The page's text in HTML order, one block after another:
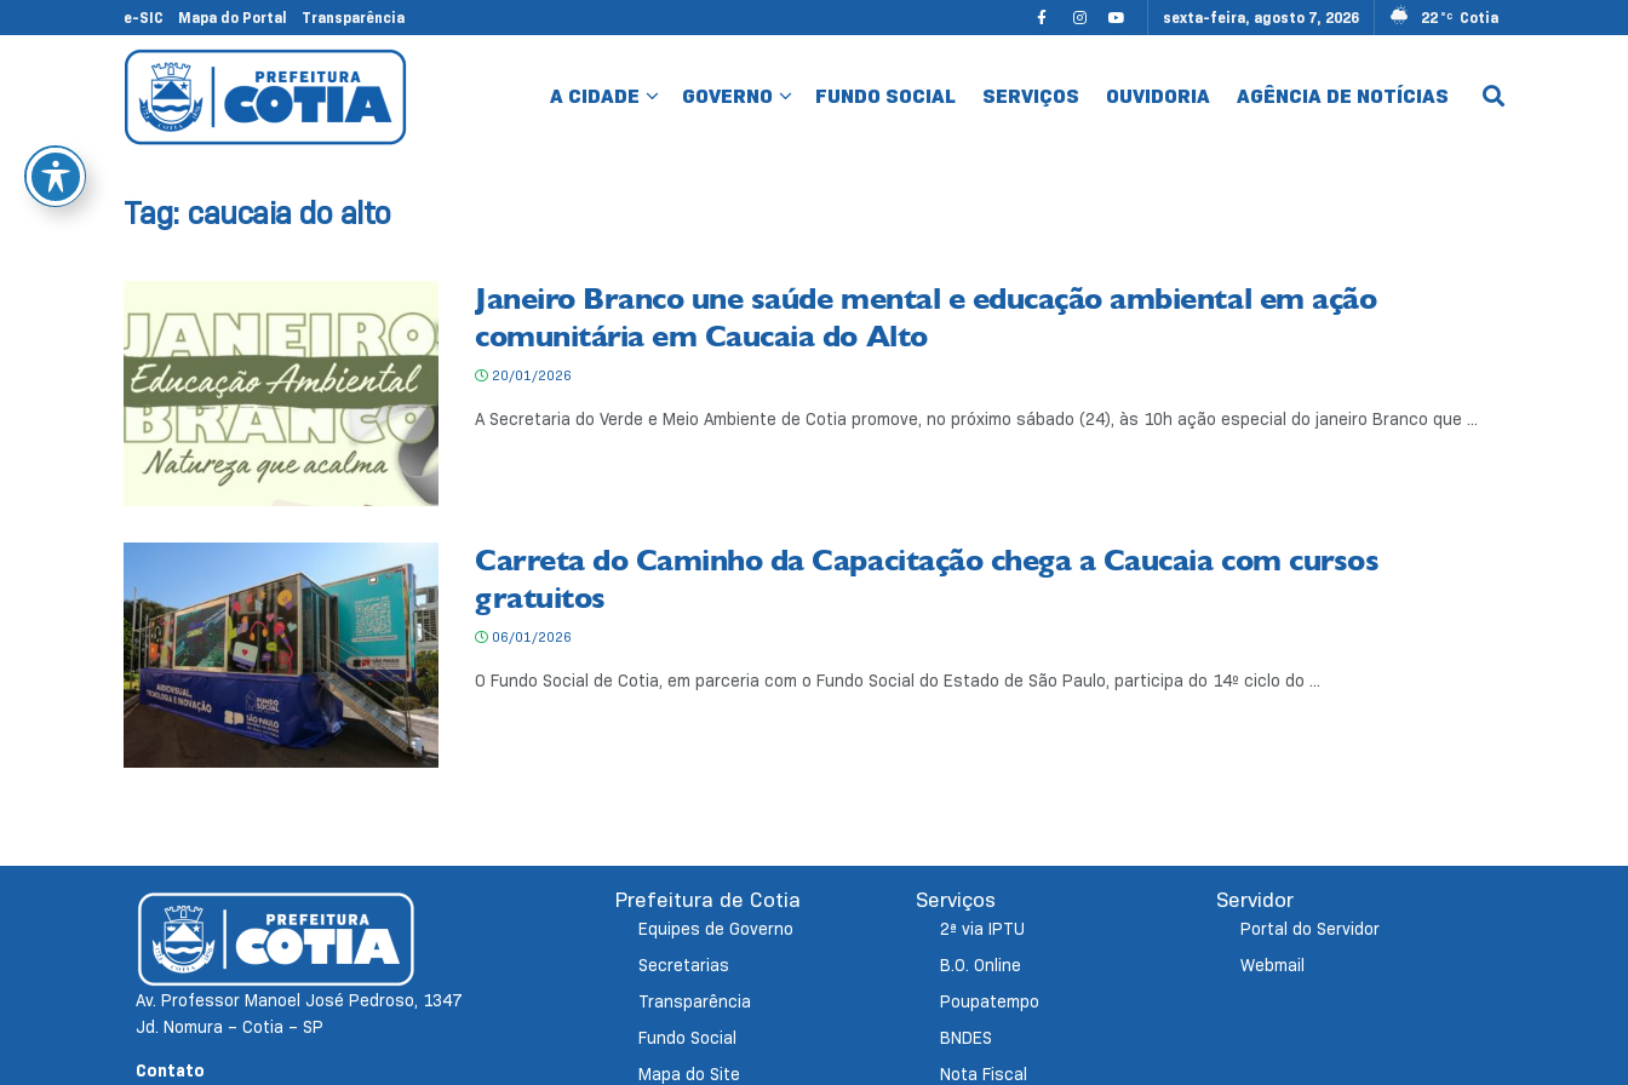
e-SIC Mapa do Portal Transparência sexta-feira, agosto 7, 2026 22 °C Cotia
A CIDADE GOVERNO FUNDO SOCIAL SERVIÇOS OUVIDORIA AGÊNCIA DE NOTÍCIAS
Tag: caucaia do alto
Janeiro Branco une saúde mental e educação ambiental em ação
comunitária em Caucaia do Alto
20/01/2026
A Secretaria do Verde e Meio Ambiente de Cotia promove, no próximo sábado (24), às 10h ação especial do janeiro Branco que ...
Carreta do Caminho da Capacitação chega a Caucaia com cursos
gratuitos
06/01/2026
O Fundo Social de Cotia, em parceria com o Fundo Social do Estado de São Paulo, participa do 14º ciclo do ...
Av. Professor Manoel José Pedroso, 1347
Jd. Nomura – Cotia – SP
Contato
Prefeitura de Cotia
Equipes de Governo
Secretarias
Transparência
Fundo Social
Mapa do Site
Serviços
2ª via IPTU
B.O. Online
Poupatempo
BNDES
Nota Fiscal
Servidor
Portal do Servidor
Webmail